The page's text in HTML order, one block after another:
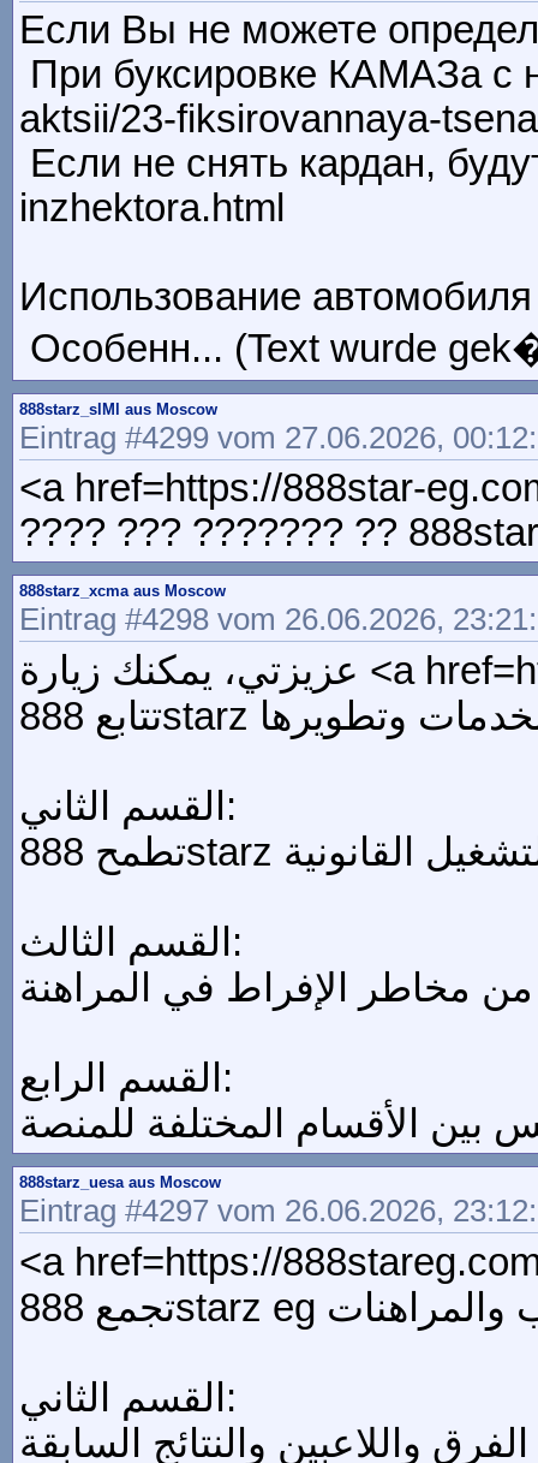
Если Вы не можете
При буксировке КАМАЗа с
aktsii/23-fiksirovannaya-
Если не снять кардан,
inzhektora.html
Использование
Особенн... (Text wurde
888starz_slMl aus Moscow
Eintrag #4299 vom 27.06.2026,
<a href=https://888star-
???? ??? ??????? ??
888starz_xcma aus Moscow
Eintrag #4298 vom 26.06.2026,
القسم الثاني:
القسم الثالث:
القسم الرابع:
888starz_uesa aus Moscow
Eintrag #4297 vom 26.06.2026,
القسم الثاني: